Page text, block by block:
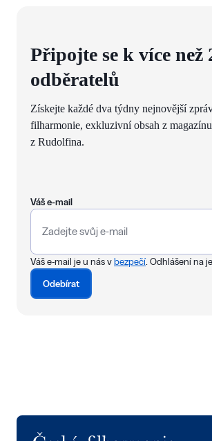
Připojte se k více než
odběratelů
Získejte každé dva týdny nejnovější
filharmonie, exkluzivní obsah z
z Rudolfina.
Váš e-mail
Váš e-mail je u nás vbezpečí . Odhlášení na
Odebírat